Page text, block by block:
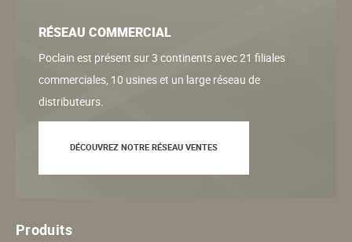
RÉSEAU COMMERCIAL
Poclain est présent sur 3 continents avec 21 filiales
commerciales, 10 usines et un large réseau de
distributeurs.
DÉCOUVREZ NOTRE RÉSEAU VENTES
Produits